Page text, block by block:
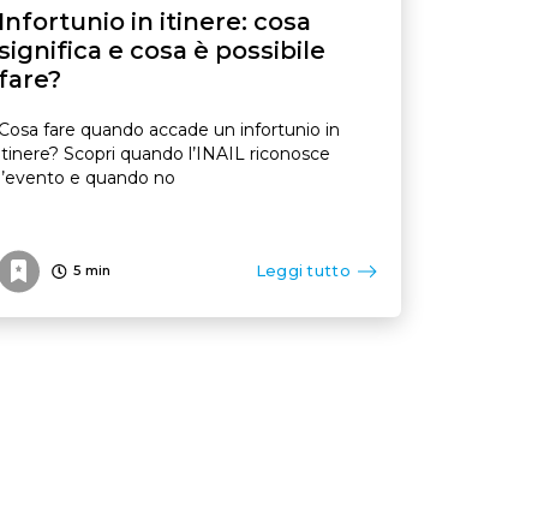
in itinere: cosa
e cosa è possibile
fare quando accade un infortunio in
Scopri quando l’INAIL riconosce
e quando no
5 min Leggi tutto